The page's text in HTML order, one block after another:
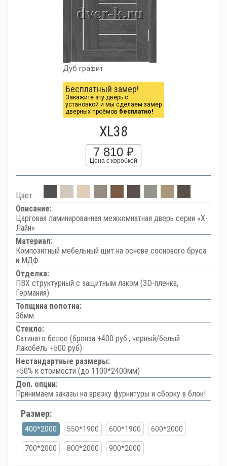
Дуб графит
Бесплатный замер!
Закажите эту дверь с
установкой и мы сделаем замер
дверных проёмов бесплатно!
XL38
7 810 ₽
Цена с коробкой
Цвет:
Описание:
Царговая ламинированная межкомнатная дверь серии «Х-
Лайн»
Материал:
Композитный мебельный щит на основе соснового бруса
и МДФ
Отделка:
ПВХ структурный с защитным лаком (3D-пленка,
Германия)
Толщина полотна:
36мм
Стекло:
Сатинато белое (бронза +400 руб.; черный/белый
Лакобель +500 руб)
Нестандартные размеры:
+50% к стоимости (до 1100*2400мм)
Доп. опции:
Принимаем заказы на врезку фурнитуры и сборку в блок!
Размер:
400*2000 550*1900 600*1900 600*2000
700*2000 800*2000 900*2000